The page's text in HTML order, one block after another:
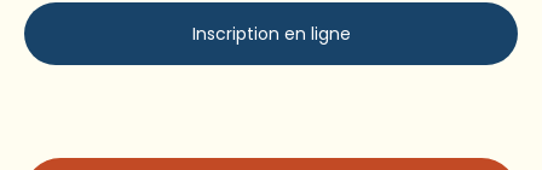
Inscription en ligne